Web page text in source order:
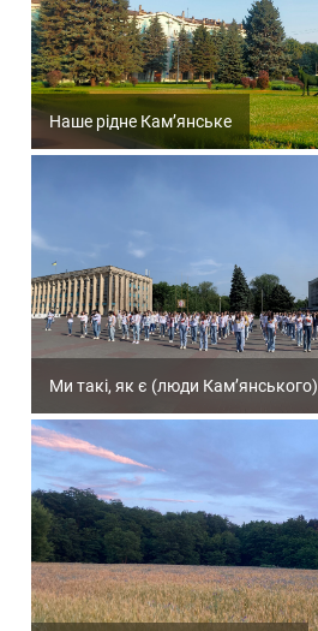
Наше рідне Кам’янське
Ми такі, як є (люди Кам’янського)